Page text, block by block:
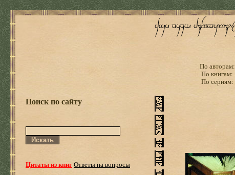
По авторам:
По книгам:
По сериям:
Поиск по сайту
Цитаты из книгОтветы на вопросы